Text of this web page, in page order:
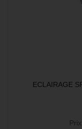
ECLAIRAGE